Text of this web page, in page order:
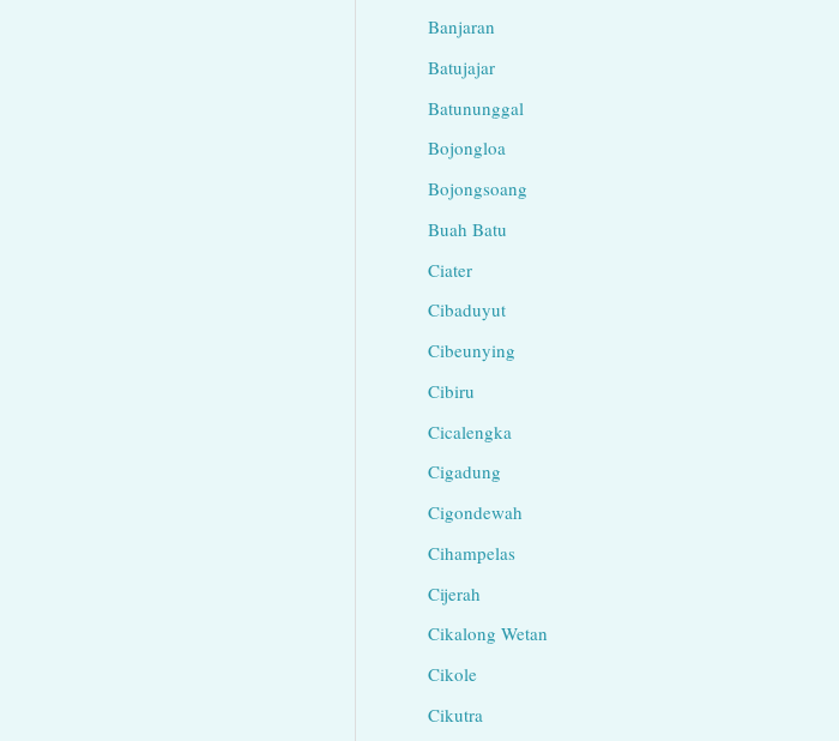
Banjaran
Batujajar
Batununggal
Bojongloa
Bojongsoang
Buah Batu
Ciater
Cibaduyut
Cibeunying
Cibiru
Cicalengka
Cigadung
Cigondewah
Cihampelas
Cijerah
Cikalong Wetan
Cikole
Cikutra